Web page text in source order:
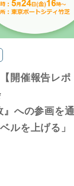
開催報告レポ
』への参画を通
ルを上げる」